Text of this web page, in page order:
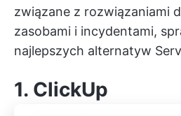
związane z rozwiązaniami
zasobami i incydentami,
najlepszych alternatyw
1. ClickUp